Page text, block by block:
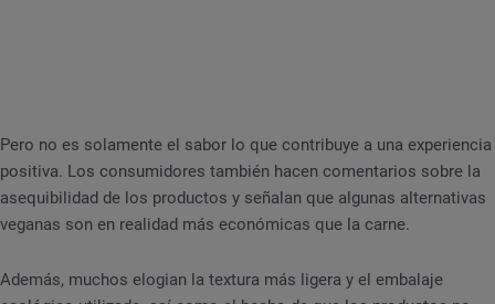
Pero no es solamente el sabor lo que contribuye a una experiencia
positiva. Los consumidores también hacen comentarios sobre la
asequibilidad de los productos y señalan que algunas alternativas
veganas son en realidad más económicas que la carne.
Además, muchos elogian la textura más ligera y el embalaje